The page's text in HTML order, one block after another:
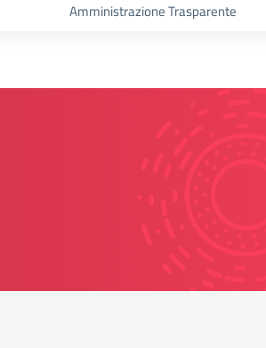
Amministrazione Trasparente